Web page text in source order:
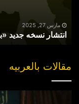
آمازونمارس 27, 2025
انتشار نسخه جدید
مقالات بالعربیه